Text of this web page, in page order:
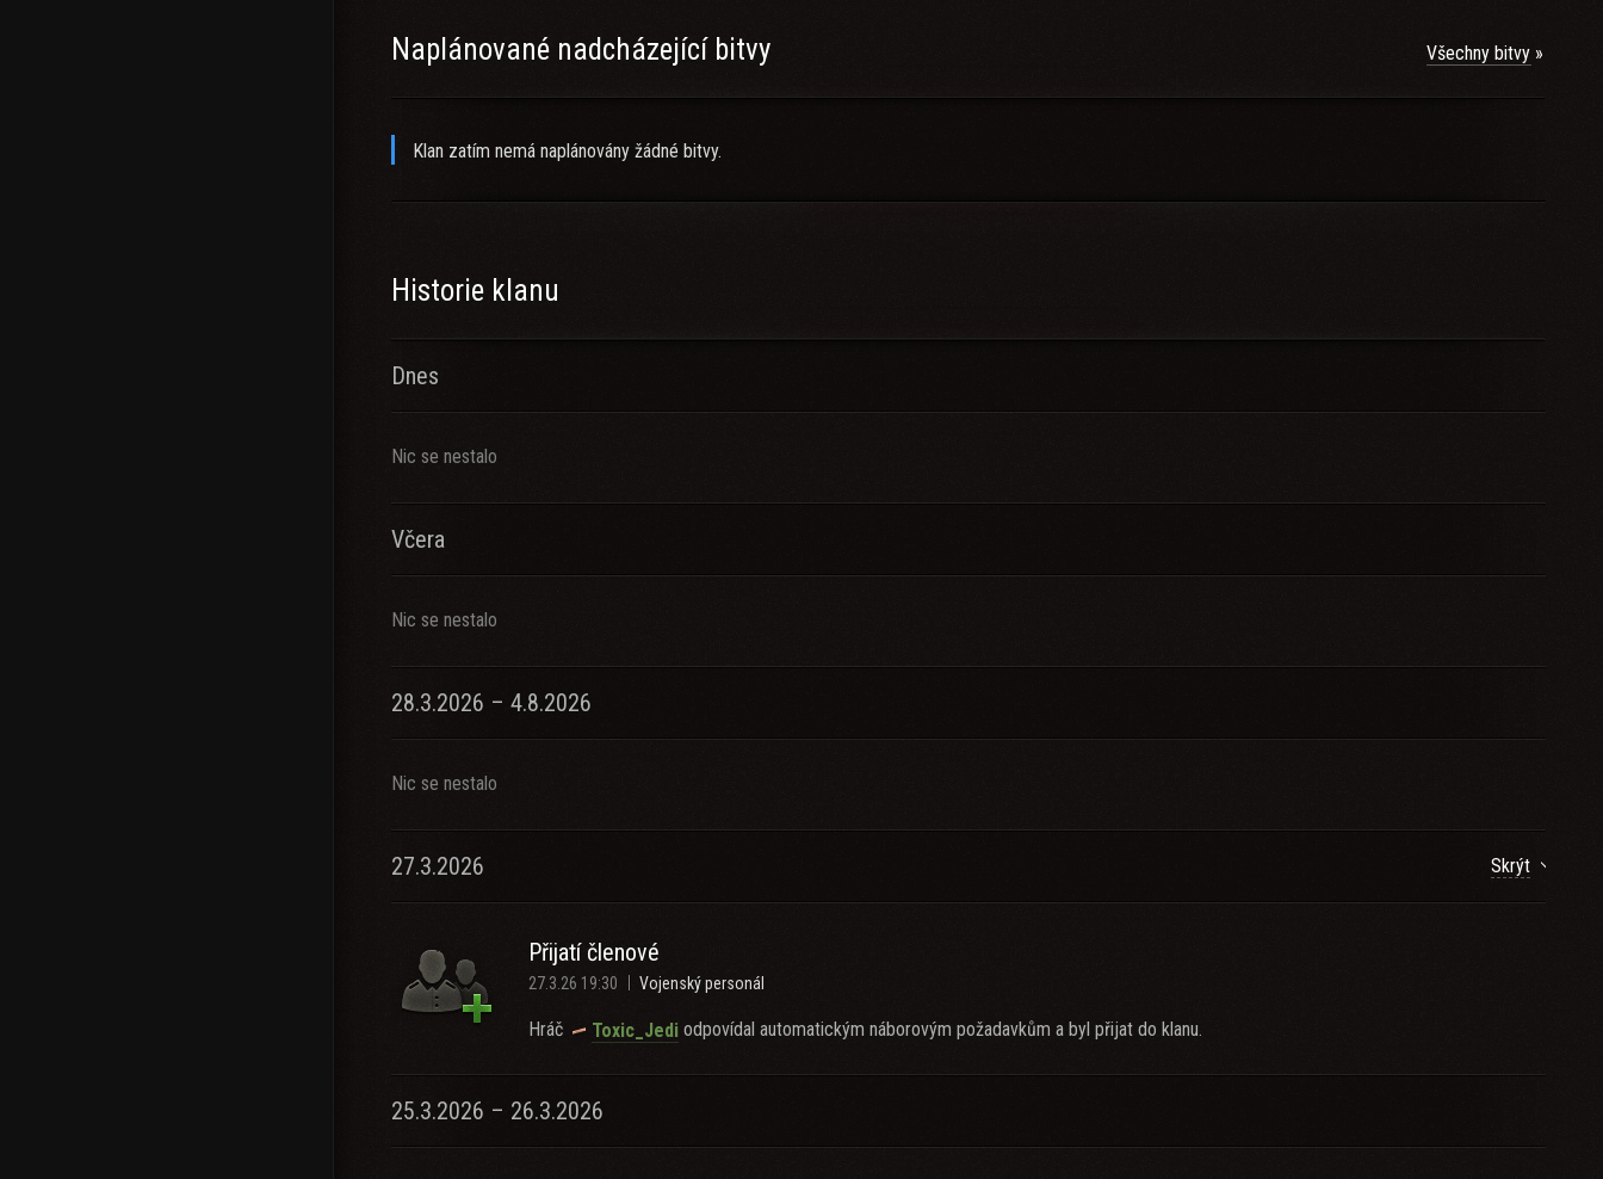
Naplánované nadcházející bitvy Všechny bitvy
Klan zatím nemá naplánovány žádné bitvy.
Historie klanu
Dnes
Nic se nestalo
Včera
Nic se nestalo
28.3.2026 – 4.8.2026
Nic se nestalo
27.3.2026 Skrýt
Přijatí členové
27.3.26 19:30 Vojenský personál
Hráč Toxic_Jedi odpovídal automatickým náborovým požadavkům a byl přijat do klanu.
25.3.2026 – 26.3.2026